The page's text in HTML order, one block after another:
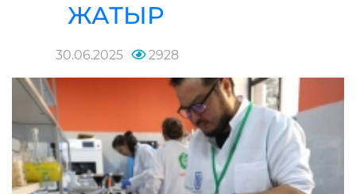
ЖАТЫР
30.06.2025 2928